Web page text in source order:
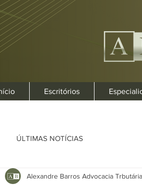
Escritórios
ÚLTIMAS NOTÍCIAS
Alexandre Barros Advocacia Trbutária